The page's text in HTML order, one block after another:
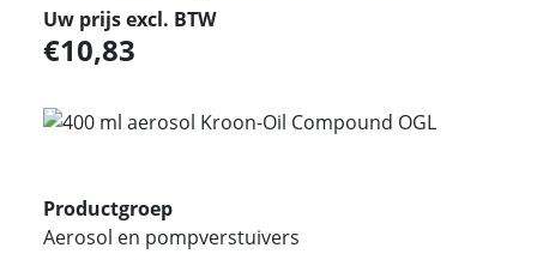
Uw prijs excl. BTW
10,83
Productgroep
Aerosol en pompverstuivers